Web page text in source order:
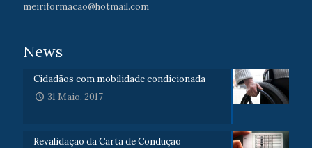
meiriformacao@hotmail.com
News
Cidadãos com mobilidade condicionada
31 Maio, 2017
Revalidação da Carta de Condução